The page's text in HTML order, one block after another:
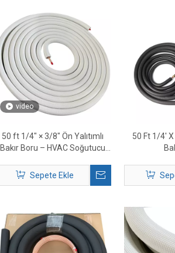
video
50 ft 1/4″ × 3/8″ Ön Yalıtımlı
Bakır Boru – HVAC Soğutucu
Sepete Ekle
50 Ft 1/4' X